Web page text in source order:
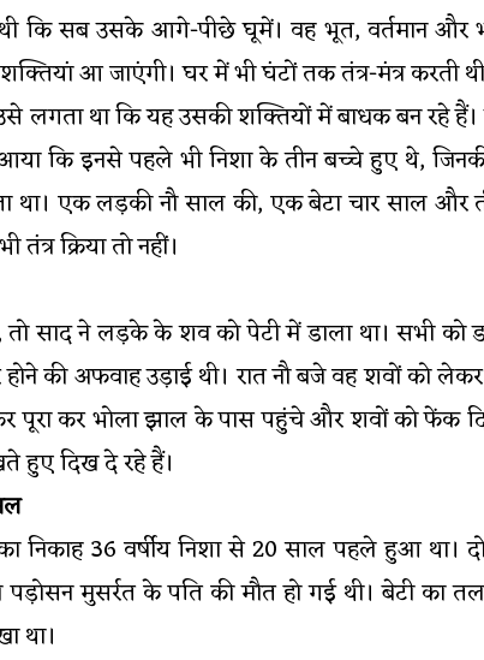
थी कि सब उसके आगे-पीछे घूमें। वह भूत, वर्तमान और
आ जाएंगी। घर में भी घंटों तक तंत्र-मंत्र करती
लगता था कि यह उसकी शक्तियों में बाधक बन रहे हैं।
कि इनसे पहले भी निशा के तीन बच्चे हुए थे,
एक लड़की नौ साल की, एक बेटा चार साल और
क्रिया तो नहीं।
साद ने लड़के के शव को पेटी में डाला था। सभी
होने की अफवाह उड़ाई थी। रात नौ बजे वह शवों
पूरा कर भोला झाल के पास पहुंचे और शवों को फेंक
हुए दिख दे रहे हैं।
निकाह 36 वर्षीय निशा से 20 साल पहले हुआ था।
मुसर्रत के पति की मौत हो गई थी। बेटी का
था।